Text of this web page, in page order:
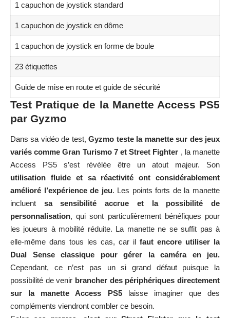
1 capuchon de joystick standard
1 capuchon de joystick en dôme
1 capuchon de joystick en forme de boule
23 étiquettes
Guide de mise en route et guide de sécurité
Test Pratique de la Manette Access PS5
par Gyzmo
Dans sa vidéo de test,Gyzmo teste la manette sur des jeux
variés comme Gran Turismo 7 et Street Fighter , la manette
Access PS5 s’est révélée être un atout majeur. Son
utilisation fluide et sa réactivité ont considérablement
amélioré l’expérience de jeu. Les points forts de la manette
incluent sa sensibilité accrue et la possibilité de
personnalisation, qui sont particulièrement bénéfiques pour
les joueurs à mobilité réduite. La manette ne se suffit pas à
elle-même dans tous les cas, car il faut encore utiliser la
Dual Sense classique pour gérer la caméra en jeu.
Cependant, ce n’est pas un si grand défaut puisque la
possibilité de venir brancher des périphériques directement
sur la manette Access PS5laisse imaginer que des
compléments viendront combler ce besoin.